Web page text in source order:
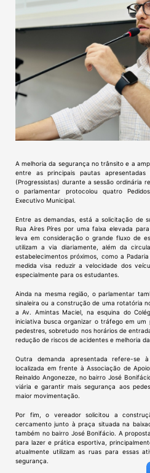
A melhoria da segurança no trânsito e a
entre as principais pautas
(Progressistas) durante a sessão ordinária
o parlamentar protocolou quatro
Executivo Municipal.
Entre as demandas, está a solicitação de
Rua Aíres Píres por uma faixa elevada
leva em consideração o grande fluxo de
utilizam a via diariamente, além da
estabelecimentos próximos, como a
medida visa reduzir a velocidade dos
especialmente para os estudantes.
Ainda na mesma região, o parlamentar
sinaleira ou a construção de uma rotatória
a Av. Amintas Maciel, na esquina do
iniciativa busca organizar o tráfego em
pedestres, sobretudo nos horários de
redução de riscos de acidentes e melhoria
Outra demanda apresentada refere-se
localizada em frente à Associação de
Reinaldo Angonezze, no bairro José
viária e garantir mais segurança aos
maior movimentação.
Por fim, o vereador solicitou a
cercamento junto à praça situada na
também no bairro José Bonifácio. A
para lazer e prática esportiva,
atualmente utilizam as ruas para essas
segurança.